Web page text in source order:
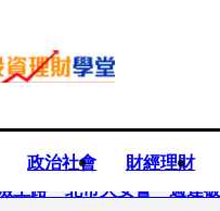
政治社會 財經理財
上路 北市大安警一週連破